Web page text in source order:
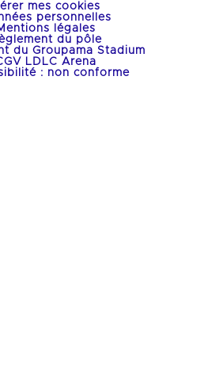
mes cookies
personnelles
légales
du pôle
du Groupama Stadium
LDLC Arena
: non conforme